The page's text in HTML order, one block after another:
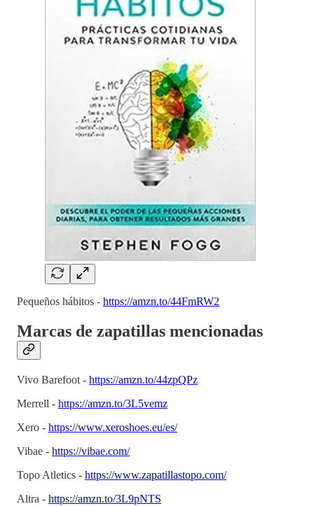
Pequeños hábitos - https://amzn.to/44FmRW2
Marcas de zapatillas mencionadas
Vivo Barefoot - https://amzn.to/44zpQPz
Merrell - https://amzn.to/3L5vemz
Xero - https://www.xeroshoes.eu/es/
Vibae - https://vibae.com/
Topo Atletics - https://www.zapatillastopo.com/
Altra - https://amzn.to/3L9pNTS